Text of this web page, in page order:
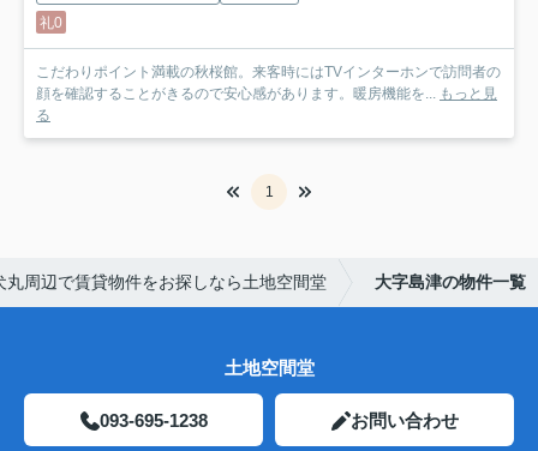
礼0
こだわりポイント満載の秋桜館。来客時にはTVインターホンで訪問者の
顔を確認することがきるので安心感があります。暖房機能を... もっと見
る
1
丸周辺で賃貸物件をお探しなら土地空間堂 大字島津の物件一覧
土地空間堂
093-695-1238 お問い合わせ